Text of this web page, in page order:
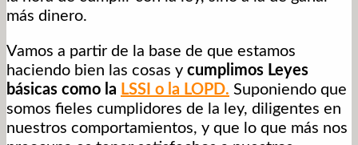
más dinero.
Vamos a partir de la base de que estamos
haciendo bien las cosas y cumplimos Leyes
básicas como la LSSI o la LOPD. Suponiendo que
somos fieles cumplidores de la ley, diligentes en
nuestros comportamientos, y que lo que más nos